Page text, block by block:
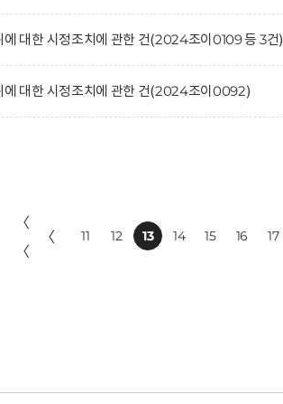
에 대한 시정조치에 관한 건(2024조이0109 등 3건)
에 대한 시정조치에 관한 건(2024조이0092)
〈
〈
〈 11 12 13 14 15 16 17